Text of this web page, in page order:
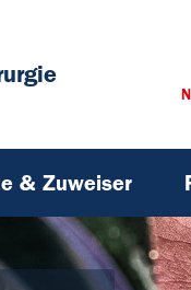
& Zuweiser